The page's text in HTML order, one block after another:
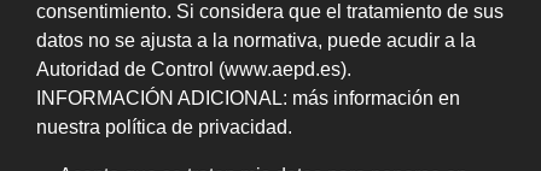
consentimiento. Si considera que el tratamiento de sus
datos no se ajusta a la normativa, puede acudir a la
Autoridad de Control (www.aepd.es).
INFORMACIÓN ADICIONAL: más información en
nuestra política de privacidad.